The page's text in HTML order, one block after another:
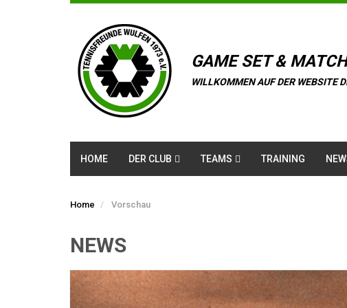
GAME SET &
WILLKOMMEN AUF DER WEBSITE
HOME DER CLUB TEAMS TRAINING
Home Vorschau
NEWS